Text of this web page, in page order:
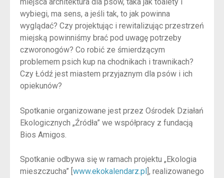
wybiegi, ma sens, a jeśli tak, to jak powinna
wyglądać? Czy projektując i rewitalizując przestrzeń
miejską powinniśmy brać pod uwagę potrzeby
czworonogów? Co robić ze śmierdzącym
problemem psich kup na chodnikach i trawnikach?
Czy Łódź jest miastem przyjaznym dla psów i ich
opiekunów?
Spotkanie organizowane jest przez Ośrodek Działań
Ekologicznych „Źródła” we współpracy z fundacją
Bios Amigos.
Spotkanie odbywa się w ramach projektu „Ekologia
mieszczucha” [ www.ekokalendarz.pl ], realizowanego